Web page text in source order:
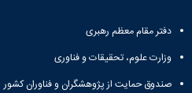
دفتر مقام معظم رهبری
وزارت علوم، تحقیقات و فناوری
صندوق حمایت از پژوهشگران و فناوران کشور